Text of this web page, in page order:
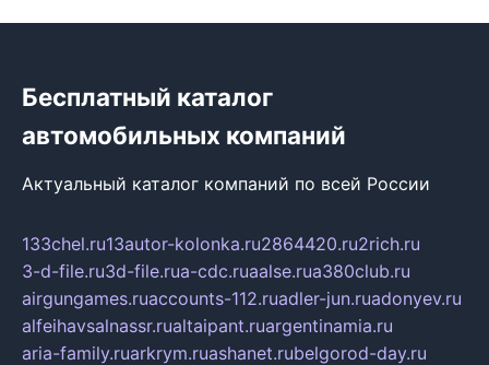
Бесплатный каталог
автомобильных компаний
Актуальный каталог компаний по всей России
133chel.ru13autor-kolonka.ru2864420.ru2rich.ru
3-d-file.ru3d-file.rua-cdc.ruaalse.rua380club.ru
airgungames.ruaccounts-112.ruadler-jun.ruadonyev.ru
alfeihavsalnassr.rualtaipant.ruargentinamia.ru
aria-family.ruarkrym.ruashanet.rubelgorod-day.ru